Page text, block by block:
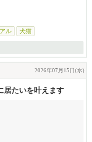
ル 犬猫
2026年07月15日(水)
居たいを叶えます